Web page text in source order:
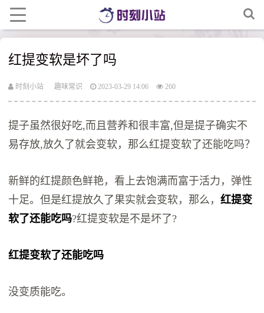
红提变软是坏了吗
时刻小站 趣味常识 2023-03-29 14:06 260
提子虽然很好吃,而且营养和很丰富,但是提子确实不
易存放,放久了就会变软，那么红提变软了还能吃吗？
新鲜的红提颜色鲜艳，看上去饱满而富于活力，弹性
十足。但是红提放久了果实就会变软，那么，红提变
软了还能吃吗?红提变软是不是坏了?
红提变软了还能吃吗
没变质能吃。